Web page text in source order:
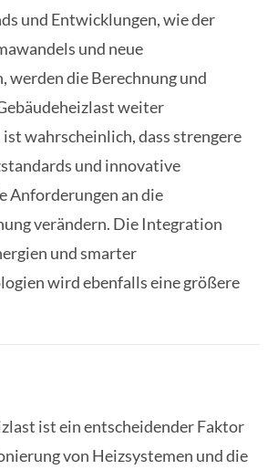
und Entwicklungen, wie der
und neue
werden die Berechnung und
weiter
ist wahrscheinlich, dass strengere
und innovative
Anforderungen an die
verändern. Die Integration
und smarter
wird ebenfalls eine größere
ist ein entscheidender Faktor
von Heizsystemen und die